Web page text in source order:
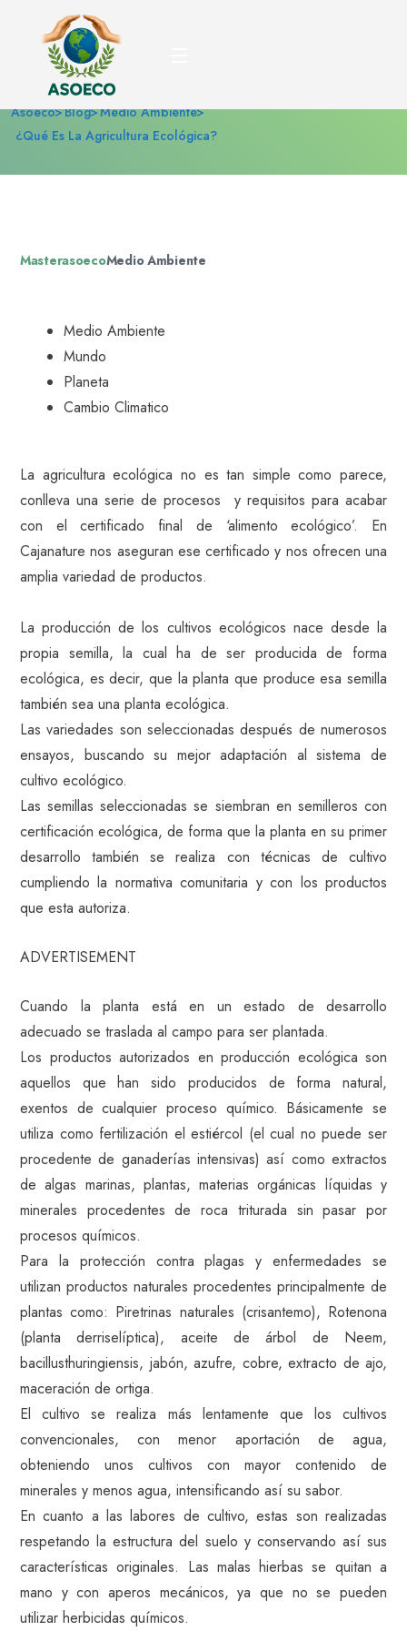
¿Qué es la agricultura
ecológica?
Asoeco Blog Medio Ambiente
¿Qué Es La Agricultura Ecológica?
MasterasoecoMedio Ambiente
Medio Ambiente
Mundo
Planeta
Cambio Climatico
La agricultura ecológica no es tan simple como parece,
conlleva una serie de procesos y requisitos para acabar
con el certificado final de ‘alimento ecológico’. En
Cajanature nos aseguran ese certificado y nos ofrecen una
amplia variedad de productos.
La producción de los cultivos ecológicos nace desde la
propia semilla, la cual ha de ser producida de forma
ecológica, es decir, que la planta que produce esa semilla
también sea una planta ecológica.
Las variedades son seleccionadas después de numerosos
ensayos, buscando su mejor adaptación al sistema de
cultivo ecológico.
Las semillas seleccionadas se siembran en semilleros con
certificación ecológica, de forma que la planta en su primer
desarrollo también se realiza con técnicas de cultivo
cumpliendo la normativa comunitaria y con los productos
que esta autoriza.
ADVERTISEMENT
Cuando la planta está en un estado de desarrollo
adecuado se traslada al campo para ser plantada.
Los productos autorizados en producción ecológica son
aquellos que han sido producidos de forma natural,
exentos de cualquier proceso químico. Básicamente se
utiliza como fertilización el estiércol (el cual no puede ser
procedente de ganaderías intensivas) así como extractos
de algas marinas, plantas, materias orgánicas líquidas y
minerales procedentes de roca triturada sin pasar por
procesos químicos.
Para la protección contra plagas y enfermedades se
utilizan productos naturales procedentes principalmente de
plantas como: Piretrinas naturales (crisantemo), Rotenona
(planta derriselíptica), aceite de árbol de Neem,
bacillusthuringiensis, jabón, azufre, cobre, extracto de ajo,
maceración de ortiga.
El cultivo se realiza más lentamente que los cultivos
convencionales, con menor aportación de agua,
obteniendo unos cultivos con mayor contenido de
minerales y menos agua, intensificando así su sabor.
En cuanto a las labores de cultivo, estas son realizadas
respetando la estructura del suelo y conservando así sus
características originales. Las malas hierbas se quitan a
mano y con aperos mecánicos, ya que no se pueden
utilizar herbicidas químicos.